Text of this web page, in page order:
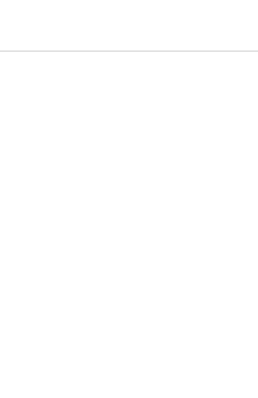
Mit dem EASY-ON Eco-